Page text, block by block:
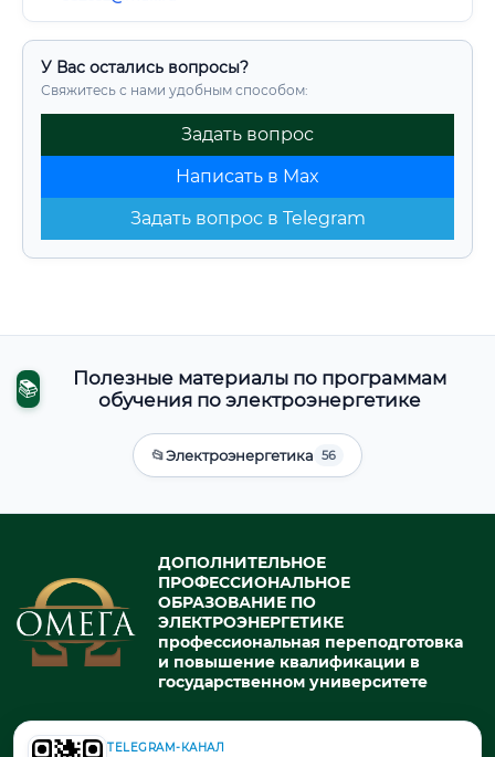
У Вас остались вопросы?
Свяжитесь с нами удобным способом:
Задать вопрос
Написать в Max
Задать вопрос в Telegram
📚
Полезные материалы по программам
обучения по электроэнергетике
📂Электроэнергетика 56
ДОПОЛНИТЕЛЬНОЕ
ПРОФЕССИОНАЛЬНОЕ
ОБРАЗОВАНИЕ ПО
ЭЛЕКТРОЭНЕРГЕТИКЕ
профессиональная переподготовка
и повышение квалификации в
государственном университете
TELEGRAM-КАНАЛ